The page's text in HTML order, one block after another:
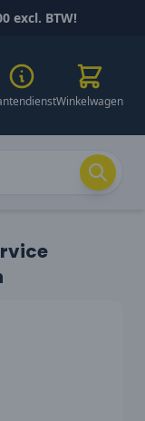
excl. BTW!
Winkelwagen